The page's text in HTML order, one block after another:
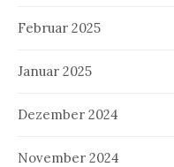
Februar 2025
Januar 2025
Dezember 2024
November 2024